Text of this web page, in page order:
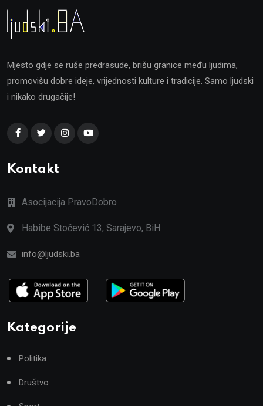
Mjesto gdje se ruše predrasude, brišu granice među ljudima,
promovišu dobre ideje, vrijednosti kulture i tradicije. Samo ljudski
i nikako drugačije!
Kontakt
Asocijacija PravoDobro
Habibe Stočević 13, Sarajevo, BiH
info@ljudski.ba
Kategorije
Politika
Društvo